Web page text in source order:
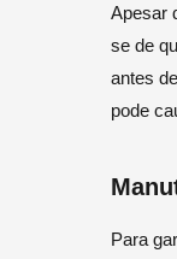
Apesar
se de
antes
pode
Para